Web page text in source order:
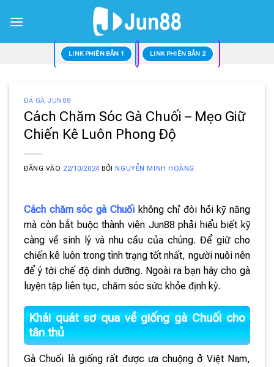
qua
LINK PHIÊN BẢN 1 LINK PHIÊN BẢN 2
ĐÁ GÀ JUN88
Cách Chăm Sóc Gà Chuối – Mẹo Giữ
Chiến Kê Luôn Phong Độ
ĐĂNG VÀO 22/10/2024 BỞI NGUYỄN MINH HOÀNG
Cách chăm sóc gà Chuốikhông chỉ đòi hỏi kỹ năng
mà còn bắt buộc thành viên Jun88 phải hiểu biết kỹ
càng về sinh lý và nhu cầu của chúng. Để giữ cho
chiến kê luôn trong tình trạng tốt nhất, người nuôi nên
để ý tới chế độ dinh dưỡng. Ngoài ra bạn hãy cho gà
luyện tập liên tục, chăm sóc sức khỏe định kỳ.
Khái quát sơ qua về giống gà Chuối cho
tân thủ
Gà Chuối là giống rất được ưa chuộng ở Việt Nam,